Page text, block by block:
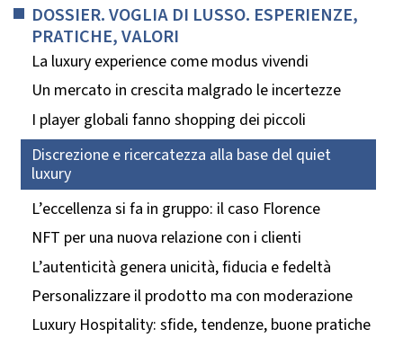
DOSSIER. VOGLIA DI LUSSO. ESPERIENZE,
PRATICHE, VALORI
La luxury experience come modus vivendi
Un mercato in crescita malgrado le incertezze
I player globali fanno shopping dei piccoli
Discrezione e ricercatezza alla base del quiet
luxury
L’eccellenza si fa in gruppo: il caso Florence
NFT per una nuova relazione con i clienti
L’autenticità genera unicità, fiducia e fedeltà
Personalizzare il prodotto ma con moderazione
Luxury Hospitality: sfide, tendenze, buone pratiche